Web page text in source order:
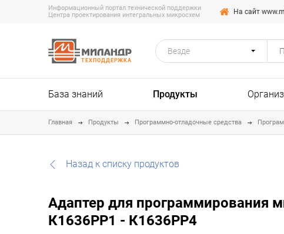
Информационный портал технической поддержки
Центра проектирования интегральных микросхем
На сайт
ТЕХПОДДЕРЖКА
Везде
База знаний Продукты
Главная Продукты Программно-отладочные средства
Назад к списку продуктов
Адаптер для программирования
К1636РР1 - К1636РР4